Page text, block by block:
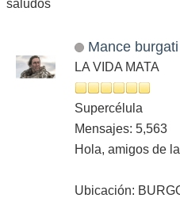
saludos
Mance
LA VIDA MATA
Supercélula
Mensajes: 5,563
Hola, amigos de
Ubicación: